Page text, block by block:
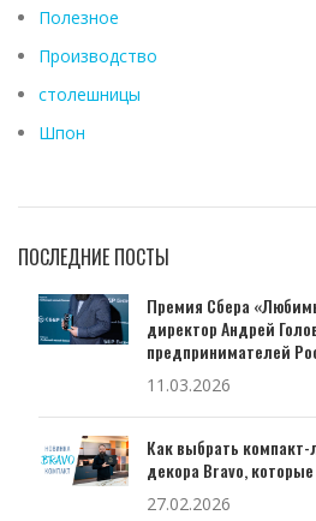
Полезное
Производство
столешницы
Шпон
ПОСЛЕДНИЕ ПОСТЫ
Премия Сбера
директор Андрей
предпринимателей
11.03.2026
Как выбрать
декора Bravo,
27.02.2026